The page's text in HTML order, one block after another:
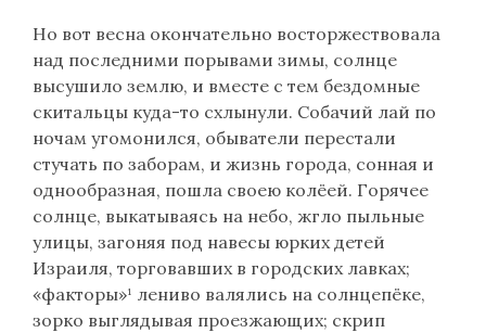
Но вот весна окончательно восторжествовала
над последними порывами зимы, солнце
высушило землю, и вместе с тем бездомные
скитальцы куда-то схлынули. Собачий лай по
ночам угомонился, обыватели перестали
стучать по заборам, и жизнь города, сонная и
однообразная, пошла своею колёей. Горячее
солнце, выкатываясь на небо, жгло пыльные
улицы, загоняя под навесы юрких детей
Израиля, торговавших в городских лавках;
«факторы»¹ лениво валялись на солнцепёке,
зорко выглядывая проезжающих; скрип